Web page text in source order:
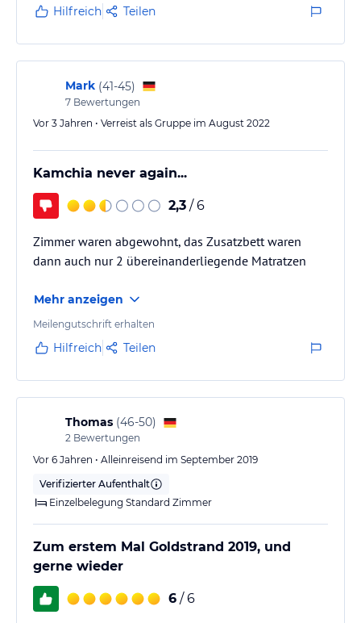
Hilfreich Teilen
Mark (41-45)
7 Bewertungen
Vor 3 Jahren • Verreist als Gruppe im August 2022
Kamchia never again...
2,3 / 6
Zimmer waren abgewohnt, das Zusatzbett waren
dann auch nur 2 übereinanderliegende Matratzen
Mehr anzeigen
Meilengutschrift erhalten
Hilfreich Teilen
Thomas (46-50)
2 Bewertungen
Vor 6 Jahren • Alleinreisend im September 2019
Verifizierter Aufenthalt
Einzelbelegung Standard Zimmer
Zum erstem Mal Goldstrand 2019, und
gerne wieder
6 / 6